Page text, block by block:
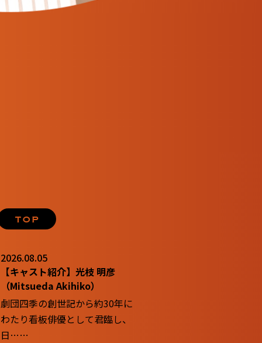
2026.08.05
【キャスト紹介】光枝 明彦
（Mitsueda Akihiko）
劇団四季の創世記から約30年に
わたり看板俳優として君臨し、
日……